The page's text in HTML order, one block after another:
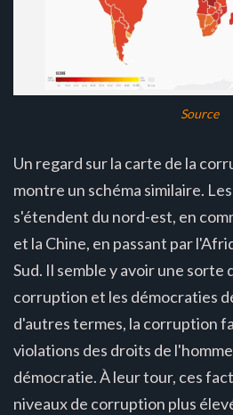
Source
Un regard sur la carte de la
montre un schéma similaire.
s'étendent du nord-est, en
et la Chine, en passant par
Sud. Il semble y avoir une
corruption et les démocraties
d'autres termes, la corruption
violations des droits de
démocratie. À leur tour, ces
niveaux de corruption plus